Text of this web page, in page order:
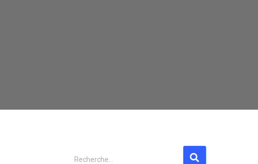
Recherche…